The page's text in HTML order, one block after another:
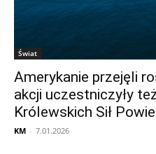
Świat
Amerykanie przejęli
akcji uczestniczyły
Królewskich Sił
KM - 7.01.2026